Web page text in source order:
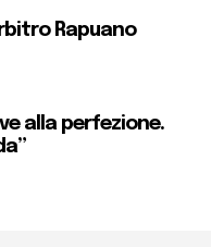
Rapuano
alla perfezione.